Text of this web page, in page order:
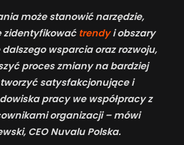
może stanowić narzędzie,
zidentyfikować trendyi obszary
wsparcia oraz rozwoju,
proces zmiany na bardziej
satysfakcjonujące i
pracy we współpracy z
organizacji – mówi
CEO Nuvalu Polska.